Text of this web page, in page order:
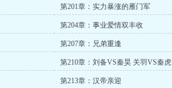
第201章：实力暴涨的雁门军
第204章：事业爱情双丰收
第207章：兄弟重逢
第210章：刘备VS秦昊 关羽VS秦虎
第213章：汉帝亲迎